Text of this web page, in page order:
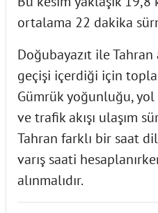
ortalama 22 dakika
Doğubayazıt ile Tahran
geçişi içerdiği için
Gümrük yoğunluğu,
ve trafik akışı ulaşım
Tahran farklı bir saat
varış saati
alınmalıdır.